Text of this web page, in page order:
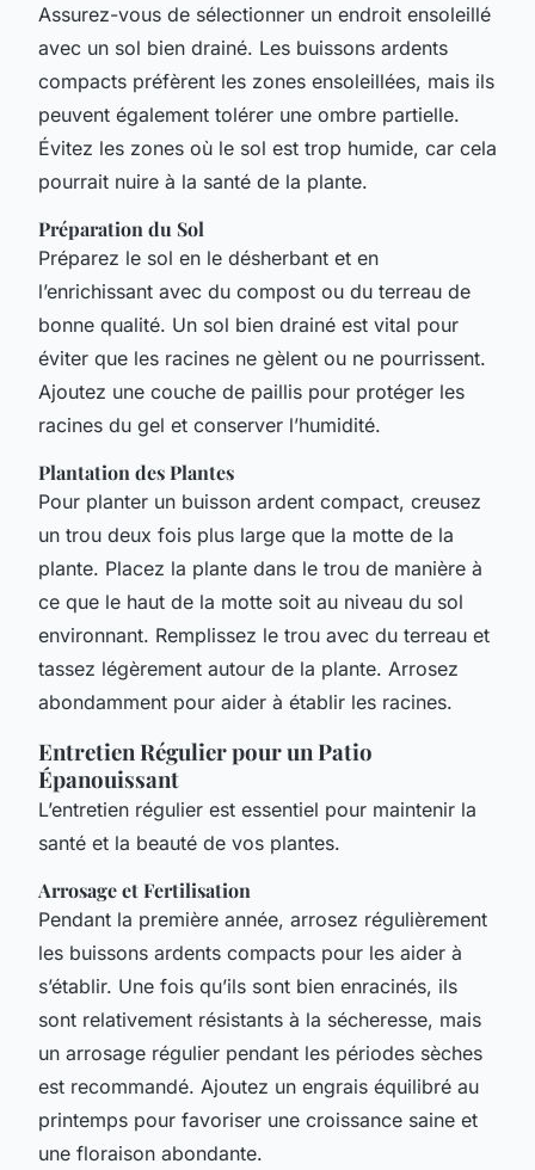
Assurez-vous de sélectionner un endroit ensoleillé
avec un sol bien drainé. Les buissons ardents
compacts préfèrent les zones ensoleillées, mais ils
peuvent également tolérer une ombre partielle.
Évitez les zones où le sol est trop humide, car cela
pourrait nuire à la santé de la plante.
Préparation du Sol
Préparez le sol en le désherbant et en
l’enrichissant avec du compost ou du terreau de
bonne qualité. Un sol bien drainé est vital pour
éviter que les racines ne gèlent ou ne pourrissent.
Ajoutez une couche de paillis pour protéger les
racines du gel et conserver l’humidité.
Plantation des Plantes
Pour planter un buisson ardent compact, creusez
un trou deux fois plus large que la motte de la
plante. Placez la plante dans le trou de manière à
ce que le haut de la motte soit au niveau du sol
environnant. Remplissez le trou avec du terreau et
tassez légèrement autour de la plante. Arrosez
abondamment pour aider à établir les racines.
Entretien Régulier pour un Patio
Épanouissant
L’entretien régulier est essentiel pour maintenir la
santé et la beauté de vos plantes.
Arrosage et Fertilisation
Pendant la première année, arrosez régulièrement
les buissons ardents compacts pour les aider à
s’établir. Une fois qu’ils sont bien enracinés, ils
sont relativement résistants à la sécheresse, mais
un arrosage régulier pendant les périodes sèches
est recommandé. Ajoutez un engrais équilibré au
printemps pour favoriser une croissance saine et
une floraison abondante.